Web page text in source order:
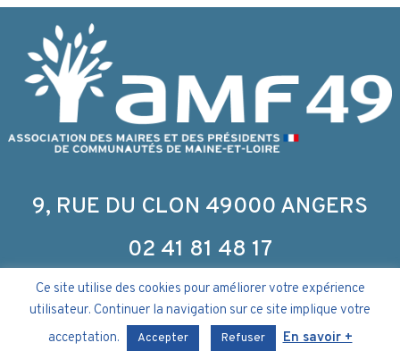
9, RUE DU CLON 49000 ANGERS
02 41 81 48 17
Politique de confidentialité & Mentions légales–
Ce site utilise des cookies pour améliorer votre expérience
utilisateur. Continuer la navigation sur ce site implique votre
acceptation.
Accepter Refuser En savoir +